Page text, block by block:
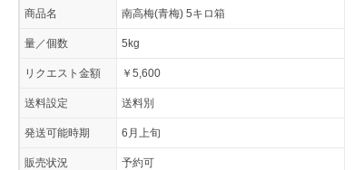
商品名 南高梅(青梅) 5キロ箱
量／個数 5kg
リクエスト金額 ￥5,600
送料設定 送料別
発送可能時期 6月上旬
販売状況 予約可